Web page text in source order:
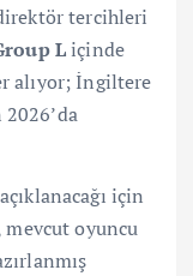
tercihleri
Liçinde
alıyor; İngiltere
2026’da
için
mevcut oyuncu